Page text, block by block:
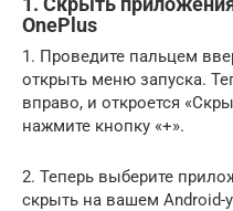
OnePlus
1. Проведите пальцем
открыть меню запуска.
вправо, и откроется
нажмите кнопку «+».
2. Теперь выберите
скрыть на вашем Android-